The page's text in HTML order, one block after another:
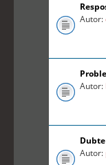
Autor:
Autor:
Autor: